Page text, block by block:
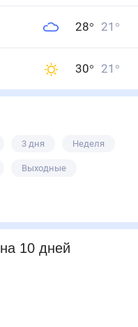
28° 21 °
30° 21 °
3 дня Неделя
Выходные
на 10 дней